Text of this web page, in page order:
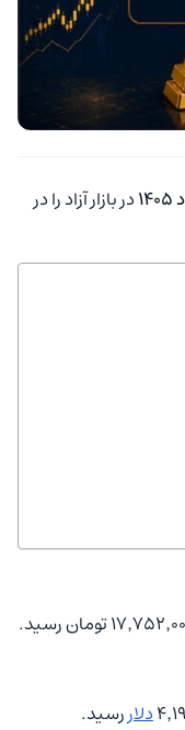
در بازار آزاد را در
دلاررسید.